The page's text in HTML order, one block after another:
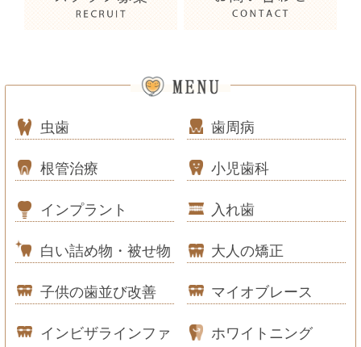
虫歯 歯周病
根管治療 小児歯科
インプラント 入れ歯
白い詰め物・被せ物 大人の矯正
子供の歯並び改善 マイオブレース
インビザラインファ
ホワイトニング